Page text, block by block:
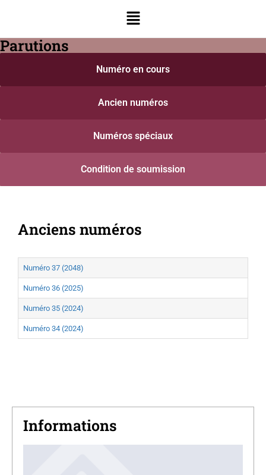
Parutions
Numéro en cours
Ancien numéros
Numéros spéciaux
Condition de soumission
Anciens numéros
Numéro 37 (2048)
Numéro 36 (2025)
Numéro 35 (2024)
Numéro 34 (2024)
Informations